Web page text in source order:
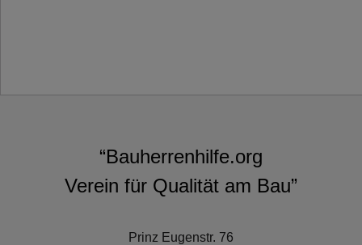
“Bauherrenhilfe.org
Verein für Qualität am Bau”
Prinz Eugenstr. 76